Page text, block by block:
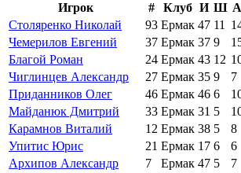
Игрок # Клуб И Ш А
Столяренко Николай
93 Ермак 47 11
Чемерилов Евгений
37 Ермак 37 9
Благой Роман
24 Ермак 43 12
Чиглинцев Александр
27 Ермак 35 9 7
Приданников Олег
46 Ермак 46 6
Майданюк Дмитрий
33 Ермак 31 5
Карамнов Виталий
12 Ермак 38 5 8
Упитис Юрис
21 Ермак 17 6 6
Архипов Александр
7 Ермак 47 5 7